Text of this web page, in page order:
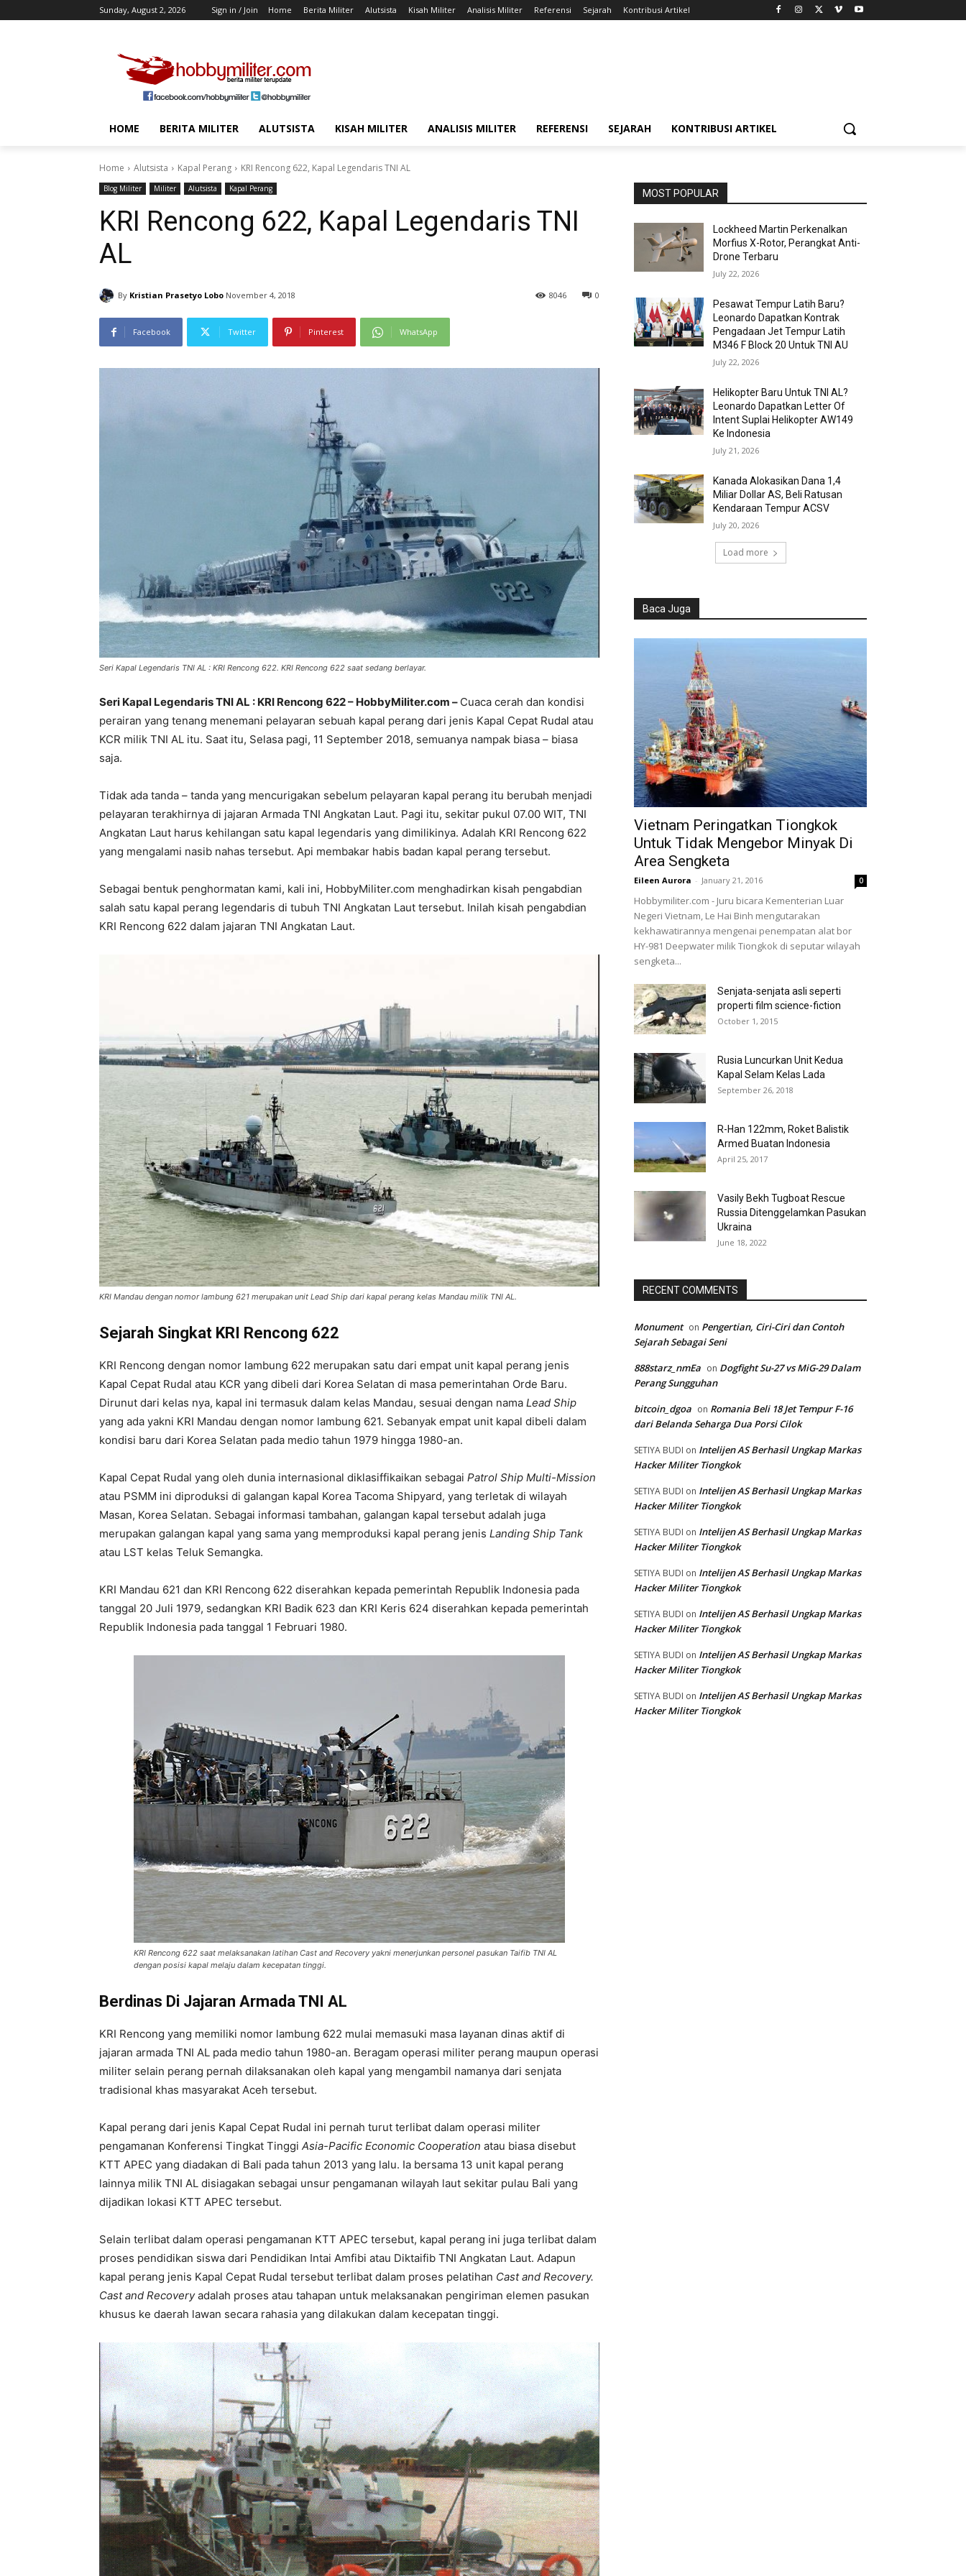
Sunday, August 2, 2026 Sign in / Join Home Berita Militer Alutsista Kisah Militer Analisis Militer Referensi Sejarah Kontribusi Artikel
HOME BERITA MILITER ALUTSISTA KISAH MILITER ANALISIS MILITER REFERENSI SEJARAH KONTRIBUSI ARTIKEL
Home Alutsista Kapal Perang KRI Rencong 622, Kapal Legendaris TNI AL
Blog Militer Militer Alutsista Kapal Perang
KRI Rencong 622, Kapal Legendaris TNI
AL
By Kristian Prasetyo Lobo November 4, 2018 0
8046
Facebook Twitter Pinterest WhatsApp
Seri Kapal Legendaris TNI AL : KRI Rencong 622. KRI Rencong 622 saat sedang berlayar.
Seri Kapal Legendaris TNI AL : KRI Rencong 622 – HobbyMiliter.com – Cuaca cerah dan kondisi
perairan yang tenang menemani pelayaran sebuah kapal perang dari jenis Kapal Cepat Rudal atau
KCR milik TNI AL itu. Saat itu, Selasa pagi, 11 September 2018, semuanya nampak biasa – biasa
saja.
Tidak ada tanda – tanda yang mencurigakan sebelum pelayaran kapal perang itu berubah menjadi
pelayaran terakhirnya di jajaran Armada TNI Angkatan Laut. Pagi itu, sekitar pukul 07.00 WIT, TNI
Angkatan Laut harus kehilangan satu kapal legendaris yang dimilikinya. Adalah KRI Rencong 622
yang mengalami nasib nahas tersebut. Api membakar habis badan kapal perang tersebut.
Sebagai bentuk penghormatan kami, kali ini, HobbyMiliter.com menghadirkan kisah pengabdian
salah satu kapal perang legendaris di tubuh TNI Angkatan Laut tersebut. Inilah kisah pengabdian
KRI Rencong 622 dalam jajaran TNI Angkatan Laut.
KRI Mandau dengan nomor lambung 621 merupakan unit Lead Ship dari kapal perang kelas Mandau milik TNI AL.
Sejarah Singkat KRI Rencong 622
KRI Rencong dengan nomor lambung 622 merupakan satu dari empat unit kapal perang jenis
Kapal Cepat Rudal atau KCR yang dibeli dari Korea Selatan di masa pemerintahan Orde Baru.
Dirunut dari kelas nya, kapal ini termasuk dalam kelas Mandau, sesuai dengan nama Lead Ship
yang ada yakni KRI Mandau dengan nomor lambung 621. Sebanyak empat unit kapal dibeli dalam
kondisi baru dari Korea Selatan pada medio tahun 1979 hingga 1980-an.
Kapal Cepat Rudal yang oleh dunia internasional diklasiffikaikan sebagai Patrol Ship Multi-Mission
atau PSMM ini diproduksi di galangan kapal Korea Tacoma Shipyard, yang terletak di wilayah
Masan, Korea Selatan. Sebagai informasi tambahan, galangan kapal tersebut adalah juga
merupakan galangan kapal yang sama yang memproduksi kapal perang jenis Landing Ship Tank
atau LST kelas Teluk Semangka.
KRI Mandau 621 dan KRI Rencong 622 diserahkan kepada pemerintah Republik Indonesia pada
tanggal 20 Juli 1979, sedangkan KRI Badik 623 dan KRI Keris 624 diserahkan kepada pemerintah
Republik Indonesia pada tanggal 1 Februari 1980.
KRI Rencong 622 saat melaksanakan latihan Cast and Recovery yakni menerjunkan personel pasukan Taifib TNI AL
dengan posisi kapal melaju dalam kecepatan tinggi.
Berdinas Di Jajaran Armada TNI AL
KRI Rencong yang memiliki nomor lambung 622 mulai memasuki masa layanan dinas aktif di
jajaran armada TNI AL pada medio tahun 1980-an. Beragam operasi militer perang maupun operasi
militer selain perang pernah dilaksanakan oleh kapal yang mengambil namanya dari senjata
tradisional khas masyarakat Aceh tersebut.
Kapal perang dari jenis Kapal Cepat Rudal ini pernah turut terlibat dalam operasi militer
pengamanan Konferensi Tingkat Tinggi Asia-Pacific Economic Cooperation atau biasa disebut
KTT APEC yang diadakan di Bali pada tahun 2013 yang lalu. Ia bersama 13 unit kapal perang
lainnya milik TNI AL disiagakan sebagai unsur pengamanan wilayah laut sekitar pulau Bali yang
dijadikan lokasi KTT APEC tersebut.
Selain terlibat dalam operasi pengamanan KTT APEC tersebut, kapal perang ini juga terlibat dalam
proses pendidikan siswa dari Pendidikan Intai Amfibi atau Diktaifib TNI Angkatan Laut. Adapun
kapal perang jenis Kapal Cepat Rudal tersebut terlibat dalam proses pelatihan Cast and Recovery.
Cast and Recoveryadalah proses atau tahapan untuk melaksanakan pengiriman elemen pasukan
khusus ke daerah lawan secara rahasia yang dilakukan dalam kecepatan tinggi.
MOST POPULAR
Lockheed Martin Perkenalkan
Morfius X-Rotor, Perangkat Anti-
Drone Terbaru
July 22, 2026
Pesawat Tempur Latih Baru?
Leonardo Dapatkan Kontrak
Pengadaan Jet Tempur Latih
M346 F Block 20 Untuk TNI AU
July 22, 2026
Helikopter Baru Untuk TNI AL?
Leonardo Dapatkan Letter Of
Intent Suplai Helikopter AW149
Ke Indonesia
July 21, 2026
Kanada Alokasikan Dana 1,4
Miliar Dollar AS, Beli Ratusan
Kendaraan Tempur ACSV
July 20, 2026
Load more
Baca Juga
Vietnam Peringatkan Tiongkok
Untuk Tidak Mengebor Minyak Di
Area Sengketa
Eileen Aurora - January 21, 2016 0
Hobbymiliter.com - Juru bicara Kementerian Luar
Negeri Vietnam, Le Hai Binh mengutarakan
kekhawatirannya mengenai penempatan alat bor
HY-981 Deepwater milik Tiongkok di seputar wilayah
sengketa...
Senjata-senjata asli seperti
properti film science-fiction
October 1, 2015
Rusia Luncurkan Unit Kedua
Kapal Selam Kelas Lada
September 26, 2018
R-Han 122mm, Roket Balistik
Armed Buatan Indonesia
April 25, 2017
Vasily Bekh Tugboat Rescue
Russia Ditenggelamkan Pasukan
Ukraina
June 18, 2022
RECENT COMMENTS
Monument on Pengertian, Ciri-Ciri dan Contoh
Sejarah Sebagai Seni
888starz_nmEa on Dogfight Su-27 vs MiG-29 Dalam
Perang Sungguhan
bitcoin_dgoa on Romania Beli 18 Jet Tempur F-16
dari Belanda Seharga Dua Porsi Cilok
SETIYA BUDI on Intelijen AS Berhasil Ungkap Markas
Hacker Militer Tiongkok
SETIYA BUDI on Intelijen AS Berhasil Ungkap Markas
Hacker Militer Tiongkok
SETIYA BUDI on Intelijen AS Berhasil Ungkap Markas
Hacker Militer Tiongkok
SETIYA BUDI on Intelijen AS Berhasil Ungkap Markas
Hacker Militer Tiongkok
SETIYA BUDI on Intelijen AS Berhasil Ungkap Markas
Hacker Militer Tiongkok
SETIYA BUDI on Intelijen AS Berhasil Ungkap Markas
Hacker Militer Tiongkok
SETIYA BUDI on Intelijen AS Berhasil Ungkap Markas
Hacker Militer Tiongkok